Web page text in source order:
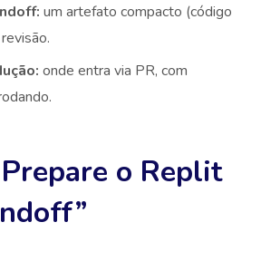
um artefato compacto (código
onde entra via PR, com
o Replit